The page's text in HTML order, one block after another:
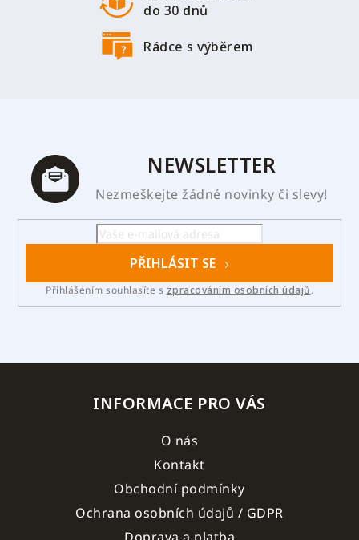
do 30 dnů
Rádce s výběrem
NEWSLETTER
Nezmeškejte žádné novinky či slevy!
PŘIHLÁSIT SE
Přihlášením souhlasíte s zpracováním osobních údajů.
INFORMACE PRO VÁS
O nás
Kontakt
Obchodní podmínky
Ochrana osobních údajů / GDPR